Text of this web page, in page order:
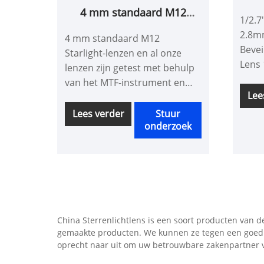
4 mm standaard M12
4 mm standaard M12
Starlight-lenzen en al onze
lenzen zijn getest met behulp
van het MTF-instrument en
aan die van producten van
andere leveranciers. U kunt er
zeker van zijn dat u
Lees verder
Stuur
onderzoek
1/
Lens
China Sterrenlichtlens is een soort producten van
gemaakte producten. We kunnen ze tegen een
oprecht naar uit om uw betrouwbare zakenpartner